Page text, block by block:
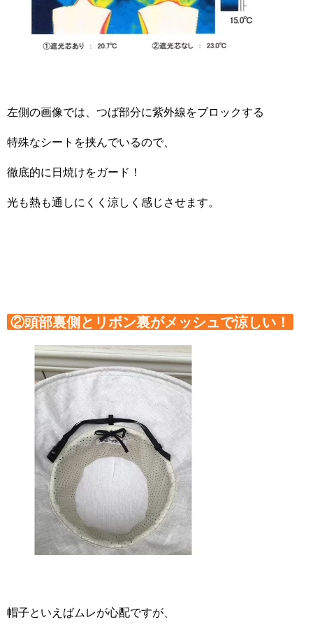
左側の画像では、つば部分に紫外線をブロックする
特殊なシートを挟んでいるので、
徹底的に日焼けをガード！
光も熱も通しにくく涼しく感じさせます。
②頭部裏側とリボン裏がメッシュで涼しい！
帽子といえばムレが心配ですが、